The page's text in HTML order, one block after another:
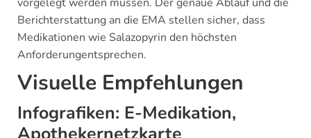
Berichterstattung an die EMA stellen sicher, dass
Medikationen wie Salazopyrin den höchsten
Anforderungentsprechen.
Visuelle Empfehlungen
Infografiken: E-Medikation,